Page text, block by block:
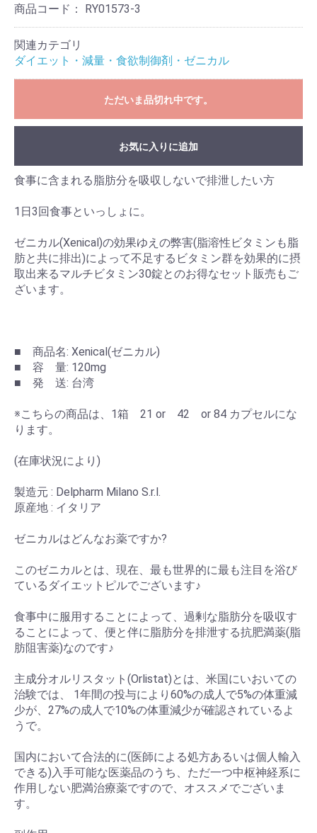
商品コード： RY01573-3
関連カテゴリ
ダイエット・減量・食欲制御剤・ゼニカル
ただいま品切れ中です。
お気に入りに追加
食事に含まれる脂肪分を吸収しないで排泄したい方
1日3回食事といっしょに。
ゼニカル(Xenical)の効果ゆえの弊害(脂溶性ビタミンも脂
肪と共に排出)によって不足するビタミン群を効果的に摂
取出来るマルチビタミン30錠とのお得なセット販売もご
ざいます。
■ 商品名: Xenical(ゼニカル)
■ 容 量: 120mg
■ 発 送: 台湾
※こちらの商品は、1箱 21 or 42 or 84 カプセルにな
ります。
(在庫状況により)
製造元 : Delpharm Milano S.r.l.
原産地 : イタリア
ゼニカルはどんなお薬ですか?
このゼニカルとは、現在、最も世界的に最も注目を浴び
ているダイエットピルでございます♪
食事中に服用することによって、過剰な脂肪分を吸収す
ることによって、便と伴に脂肪分を排泄する抗肥満薬(脂
肪阻害薬)なのです♪
主成分オルリスタット(Orlistat)とは、米国にいおいての
治験では、 1年間の投与により60%の成人で5%の体重減
少が、27%の成人で10%の体重減少が確認されているよ
うで。
国内において合法的に(医師による処方あるいは個人輸入
できる)入手可能な医薬品のうち、ただ一つ中枢神経系に
作用しない肥満治療薬ですので、オススメでございま
す。